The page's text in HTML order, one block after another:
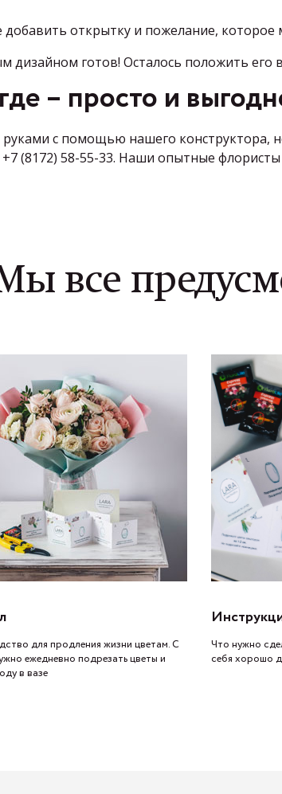
открытку и пожелание, которое
дизайном готов! Осталось положить
– просто и
с помощью нашего конструктора,
+7 (8172) 58-55-33. Наши опытные
все
для продления жизни цветам. С
ежедневно подрезать цветы и
в вазе
Что нужно
себя хорошо